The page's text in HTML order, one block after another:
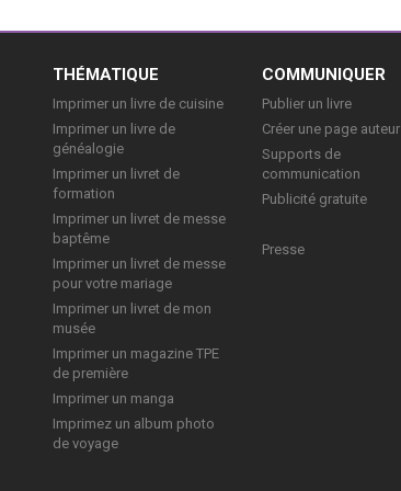
THÉMATIQUE
Imprimer un livre de cuisine
Imprimer un livre de
généalogie
Imprimer un livret de
formation
Imprimer un livret de messe
baptême
Imprimer un livret de messe
pour votre mariage
Imprimer un livret de mon
musée
Imprimer un magazine TPE
de première
Imprimer un manga
Imprimez un album photo
de voyage
COMMUNIQUER
Publier un livre
Créer une page auteur
Supports de
communication
Publicité gratuite
Presse